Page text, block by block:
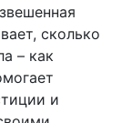
сколько
– как
и